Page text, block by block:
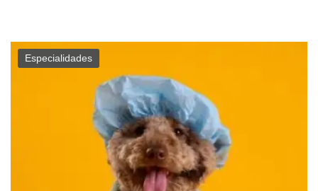
Especialidades